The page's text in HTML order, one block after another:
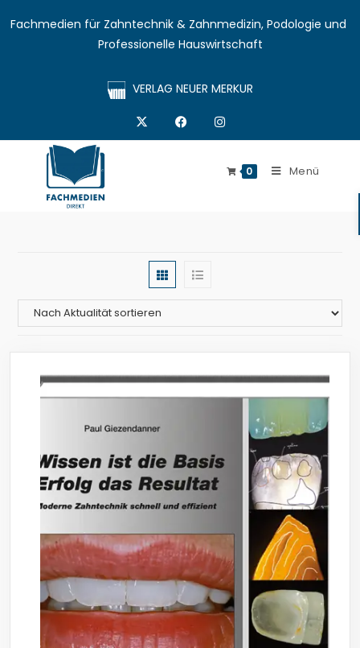
Fachmedien für Zahntechnik & Zahnmedizin, Podologie und
Professionelle Hauswirtschaft
VERLAG NEUER MERKUR
0 Menü